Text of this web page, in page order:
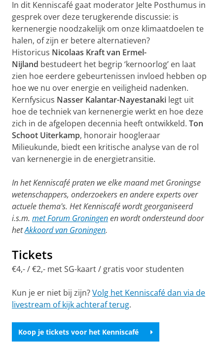
In dit Kenniscafé gaat moderator Jelte Posthumus in
gesprek over deze terugkerende discussie: is
kernenergie noodzakelijk om onze klimaatdoelen te
halen, of zijn er betere alternatieven?
Historicus Nicolaas Kraftvan Ermel-
Nijland bestudeert het begrip ‘kernoorlog’ en laat
zien hoe eerdere gebeurtenissen invloed hebben op
hoe we nu over energie en veiligheid nadenken.
Kernfysicus Nasser Kalantar-Nayestanaki legt uit
hoe de techniek van kernenergie werkt en hoe deze
zich in de afgelopen decennia heeft ontwikkeld. Ton
Schoot Uiterkamp, honorair hoogleraar
Milieukunde, biedt een kritische analyse van de rol
van kernenergie in de energietransitie.
In het Kenniscafé praten we elke maand met Groningse
wetenschappers, onderzoekers en andere experts over
actuele thema's. Het Kenniscafé wordt georganiseerd
i.s.m. met Forum Groningenen wordt ondersteund door
hetAkkoord van Groningen.
Tickets
€4,- / €2,- met SG-kaart / gratis voor studenten
Kun je er niet bij zijn?Volg het Kenniscafé dan via de
livestream of kijk achteraf terug.
Koop je tickets voor het Kenniscafé